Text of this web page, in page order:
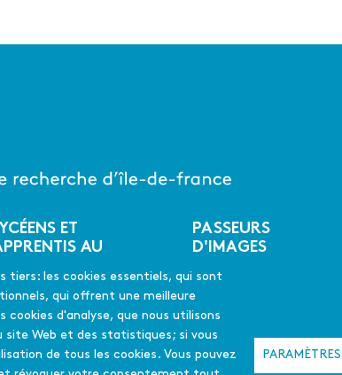
tiers: les cookies essentiels, qui sont
qui offrent une meilleure
d'analyse, que nous utilisons
site Web et des statistiques; si vous
de tous les cookies. Vous pouvez
ET
AU
quelques mots
d'emploi
2025-26
PASSEURS
D'IMAGES
En quelques mots
La déclinaison
francilienne
Appel à projet
L'été culturel